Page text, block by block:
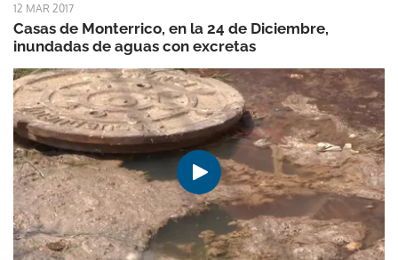
12 MAR 2017
Casas de Monterrico, en la 24 de Diciembre,
inundadas de aguas con excretas